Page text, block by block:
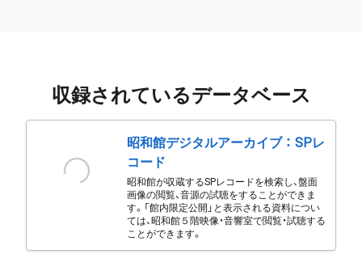
収録されているデータベース
昭和館デジタルアーカイブ ： SPレ
コード
昭和館が収蔵するSPレコードを検索し、盤面
画像の閲覧、音源の試聴をすることができま
す。「館内限定公開」と表示される資料につい
ては、昭和館５階映像・音響室で閲覧・試聴する
ことができます。